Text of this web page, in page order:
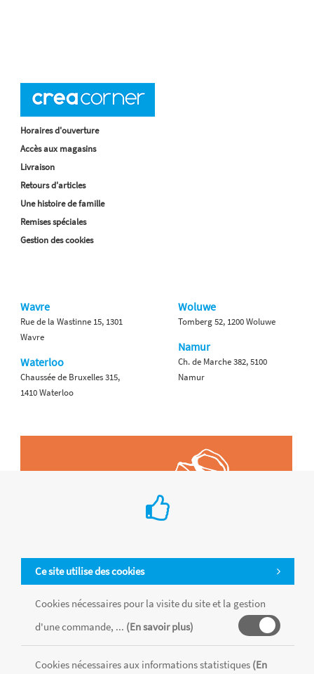
Ce site utilise des cookies
Cookies nécessaires pour la visite du site et la gestion
d'une commande, ... (En savoir plus)
Cookies nécessaires aux informations statistiques (En
Horaires d'ouverture
Accès aux magasins
Livraison
Retours d'articles
Une histoire de famille
Remises spéciales
Gestion des cookies
Wavre
Rue de la Wastinne 15, 1301
Wavre
Waterloo
Chaussée de Bruxelles 315,
1410 Waterloo
Woluwe
Tomberg 52, 1200 Woluwe
Namur
Ch. de Marche 382, 5100
Namur
Tous les produits sont vendus dans la limite des stocks disponibles de